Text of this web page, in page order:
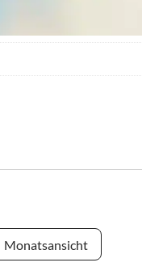
mit.
Monatsansicht